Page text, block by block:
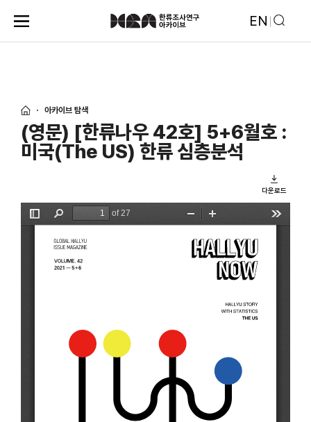
EN
아카이브 탐색
(영문) [한류나우 42호] 5+6월호 :
미국(The US) 한류 심층분석
다운로드